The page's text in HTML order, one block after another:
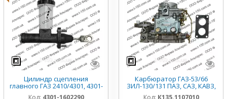
Цилиндр сцепления
главного ГАЗ 2410/4301, 4301-
Код: 4301-1602290
Карбюратор ГАЗ-53/66
ЗИЛ-130/131 ПАЗ, САЗ, КАВЗ,
Код: К135.1107010